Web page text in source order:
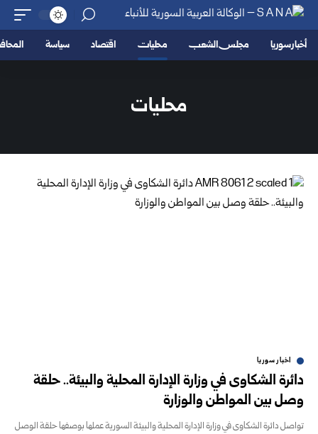
أخبار سوريا مجلس الشعب محليات اقتصاد سياسة
محليات
اخبار سوريا
دائرة الشكاوى في وزارة الإدارة المحلية والبيئة.. حلقة
وصل بين ‏المواطن والوزارة
تواصل دائرة الشكاوى في وزارة الإدارة المحلية والبيئة السورية ‏عملها بوصفها حلقة الوصل